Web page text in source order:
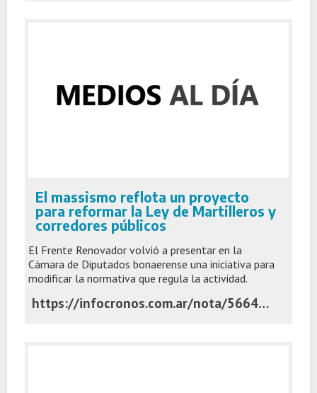
El massismo reflota un proyecto
para reformar la Ley de Martilleros y
corredores públicos
El Frente Renovador volvió a presentar en la
Cámara de Diputados bonaerense una iniciativa para
modificar la normativa que regula la actividad.
https://infocronos.com.ar/nota/56646/el-massismo-reflota-un-proyecto-para-reformar-la-ley-de-martilleros-y-corredores-publicos/